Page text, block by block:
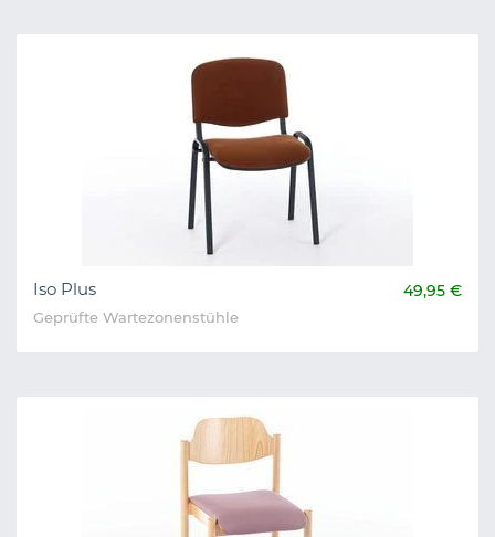
Iso Plus 49,95 €
Geprüfte Wartezonenstühle